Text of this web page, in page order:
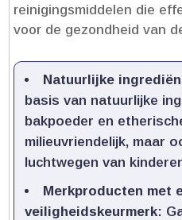
reinigingsmiddelen die
voor de gezondheid van
Natuurlijke
basis van natuurlijke
bakpoeder en
milieuvriendelijk, maar
luchtwegen van
Merkproducten met
veiligheidskeurmerk: